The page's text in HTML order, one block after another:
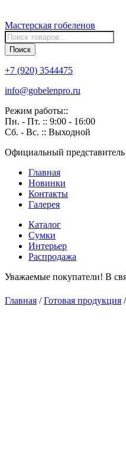
Мастерская гобеленов
Поиск
товаров
Поиск
+7 (920) 3544475
info@gobelenpro.ru
Режим работы::
Пн. - Пт. :: 9:00 - 16:00
Сб. - Вс. :: Выходной
Официальный
Главная
Новинки
Контакты
Галерея
Каталог
Сумки
Интерьер
Распродажа
Уважаемые покупатели! В
Главная /Готовая продукция /